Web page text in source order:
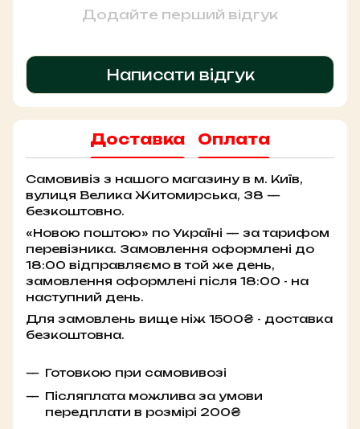
Додайте перший відгук
Написати відгук
Доставка Оплата
Самовивіз з нашого магазину в м. Київ,
вулиця Велика Житомирська, 38 —
безкоштовно.
«Новою поштою» по Україні — за тарифом
перевізника. Замовлення оформлені до
18:00 відправляємо в той же день,
замовлення оформлені після 18:00 - на
наступний день.
Для замовлень вище ніж 1500₴ - доставка
безкоштовна.
Готовкою при самовивозі
Післяплата можлива за умови
передплати в розмірі 200₴